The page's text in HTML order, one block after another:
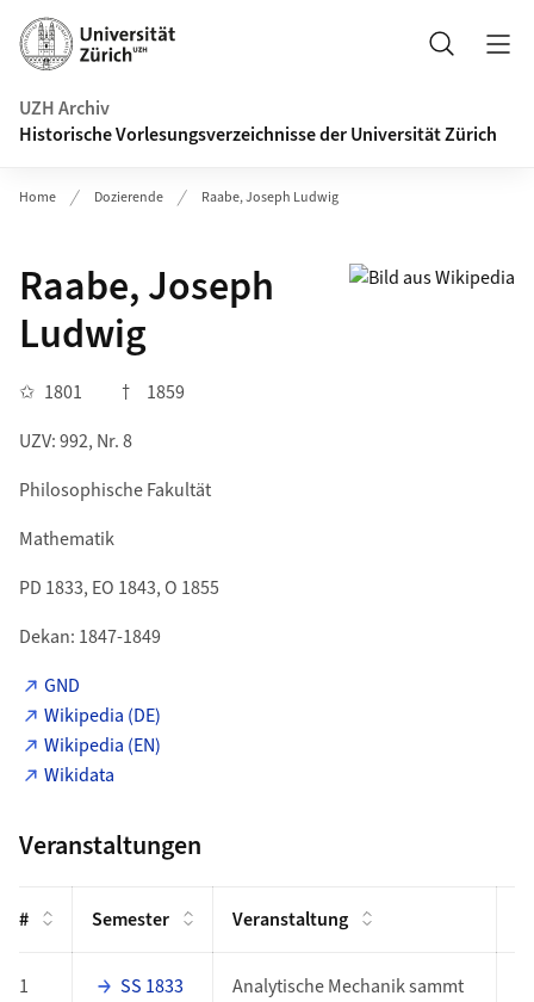
Navigation auf uzh.ch
Suche
UZH Archiv
Historische Vorlesungsverzeichnisse der Universität Zürich
Home Dozierende Raabe, Joseph Ludwig
Raabe, Joseph
Ludwig
✩ 1801 †
1859
UZV: 992, Nr. 8
Philosophische Fakultät
Mathematik
PD 1833, EO 1843, O 1855
Dekan: 1847-1849
GND
Wikipedia (DE)
Wikipedia (EN)
Wikidata
Veranstaltungen
# Semester Veranstaltung
1 SS 1833
Analytische Mechanik sammt